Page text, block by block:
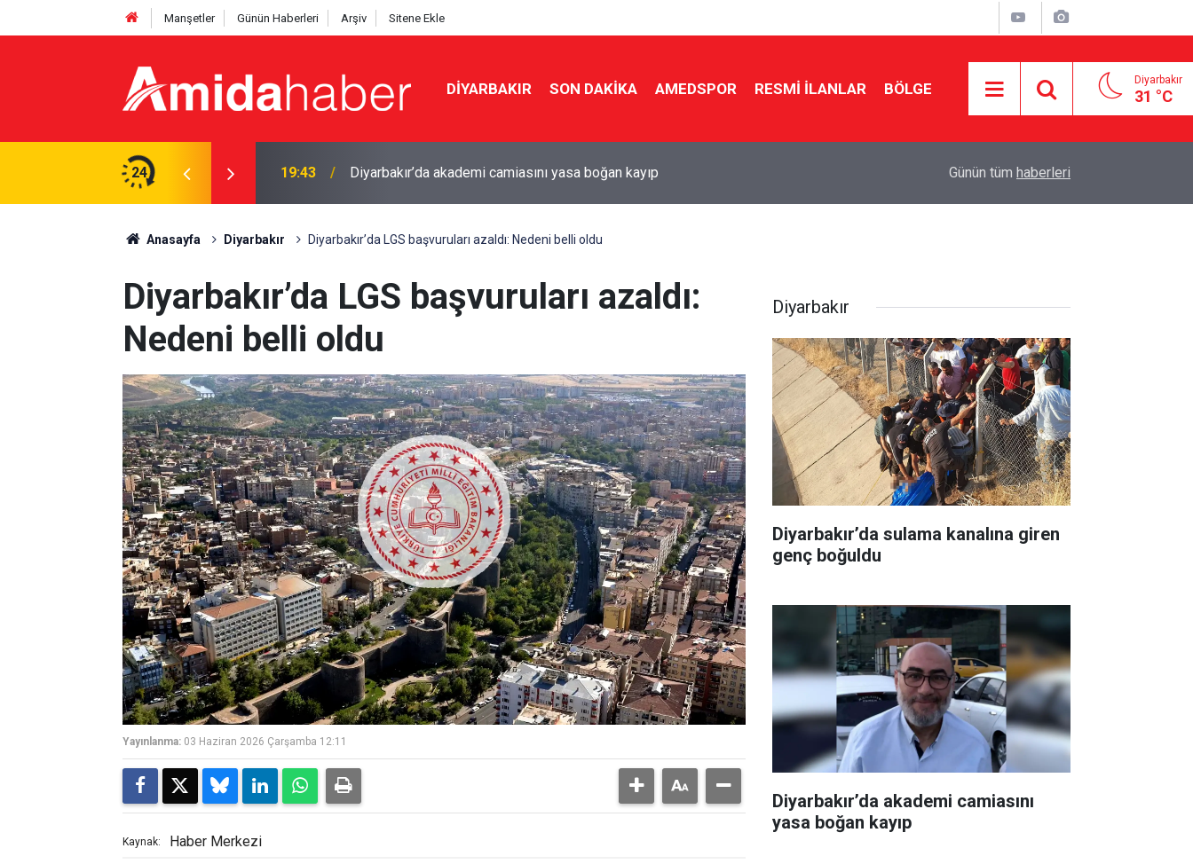
Manşetler Günün Haberleri Arşiv Sitene Ekle
DIYARBAKIR SON DAKIKA AMEDSPOR RESMI İLANLAR BÖLGE Diyarbakır
31 °C
24 18:28
hızlandı
Çerçeve yasada kritik rol oynayacak: MGK
Günün tüm haberleri
Anasayfa Diyarbakır Diyarbakır’da LGS başvuruları azaldı: Nedeni belli oldu
Diyarbakır’da LGS başvuruları azaldı:
Nedeni belli oldu
Yayınlanma: 03 Haziran 2026 Çarşamba 12:11
Kaynak: Haber Merkezi
Diyarbakır
Diyarbakır’da sulama kanalına giren
genç boğuldu
Diyarbakır’da akademi camiasını
yasa boğan kayıp